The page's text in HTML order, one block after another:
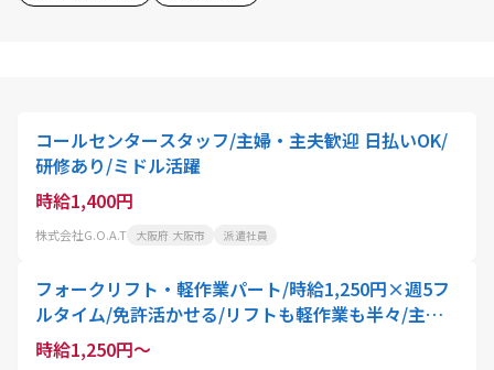
コールセンタースタッフ/主婦・主夫歓迎 日払いOK/
研修あり/ミドル活躍
時給1,400円
株式会社G.O.A.T 大阪府 大阪市 派遣社員
フォークリフト・軽作業パート/時給1,250円×週5フ
ルタイム/免許活かせる/リフトも軽作業も半々/主婦
さん多数活躍中
時給1,250円～